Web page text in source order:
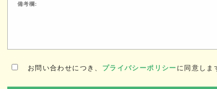
お問い合わせにつき、 プライバシーポリシーに同意しま